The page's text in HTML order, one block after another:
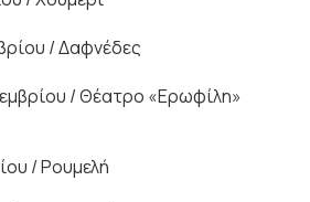
/ Δαφνέδες
/ Θέατρο «Ερωφίλη»
/ Ρουμελή